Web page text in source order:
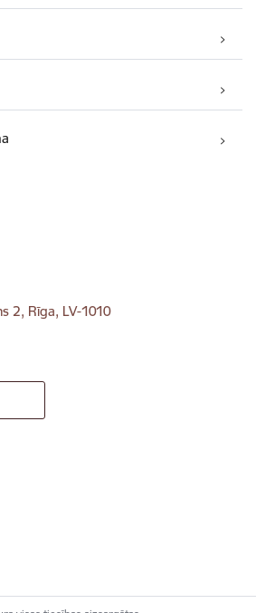
2, Rīga, LV-1010